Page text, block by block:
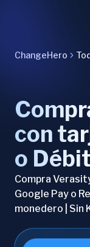
ChangeHero
con
o
Compra
Google Pay o
monedero | Sin